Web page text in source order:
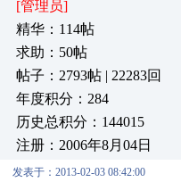
[管理员]
精华：114帖
求助：50帖
帖子：2793帖 | 22283回
年度积分：284
历史总积分：144015
注册：2006年8月04日
发表于：2013-02-03 08:42:00